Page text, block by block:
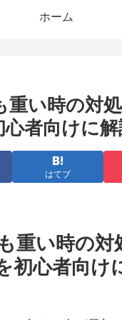
ホーム
い時の対
者向けに
はてブ
重い時の
初心者向け